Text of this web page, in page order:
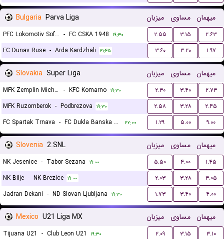
Bulgaria Parva Liga میزبان مساوی میهمان
PFC Lokomotiv Sofia - FC CSKA 1948 ۱۹:۳۰ ۲.۵۵ ۳.۱۵
۲.۶۳
FC Dunav Ruse - Arda Kardzhali ۲۱:۴۵ ۳.۶۰ ۳.۲۰ ۱.۹۷
Slovakia Super Liga میزبان مساوی میهمان
MFK Zemplin Michalovce - KFC Komarno ۱۹:۳۰ ۲.۳۰ ۳.۴۰
۲.۷۳
MFK Ruzomberok - Podbrezova ۱۹:۳۰ ۲.۵۸ ۳.۲۸
۲.۴۵
FC Spartak Trnava - FC Dukla Banska Bystrica ۲۲:۰۰ ۱.۲۹ ۵.۰۰ ۹.۰۰
Slovenia 2.SNL میزبان مساوی میهمان
NK Jesenice - Tabor Sezana ۱۹:۰۰ ۵.۵۰ ۴.۰۰
۱.۴۵
NK Bilje - NK Brezice ۱۹:۰۰ ۲.۰۳ ۳.۲۸
۳.۰۵
Jadran Dekani - ND Slovan Ljubljana ۱۹:۳۰ ۱.۷۳ ۳.۴۰ ۴.۰۰
Mexico U21 Liga MX میزبان مساوی میهمان
Tijuana U21 - Club Leon U21 ۱۹:۳۰ ۲.۰۹ ۳.۱۵ ۳.۱۰